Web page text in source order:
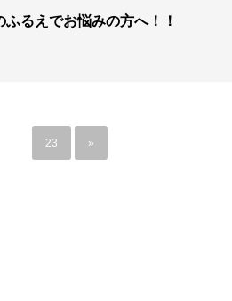
ふるえでお悩みの方へ！！
23 »